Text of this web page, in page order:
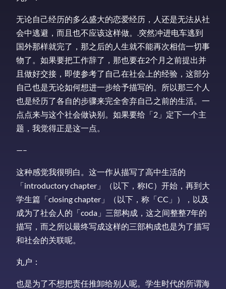
无论自己经历的多么盛大的恋爱经历，人还是无法从社
会中逃避，而且也不应该这样做。.突然冲进电车逃到
国外那样就完了，那之后的人生就不能再次相信一切事
物了。如果要把工作辞了，那也要在2个月之前提出并
且做好交接，即使参考了自己在社会上的经验，这部分
自己也是无论如何想进一步给予描写的。所以那三个人
也是经历了各自的步骤来完全舍弃自己之前的生活。一
点点来与这个社会做诀别。如果要给「2」定下一个主
题，我觉得正是这一点。
—–
这种感觉我很明白。这一作从描写了高中生活的
「introductory chapter」（以下，称IC）开始，再到大
学生篇「closing chapter」（以下，称「CC」），以及
成为了社会人的「coda」三部构成，这之间整整7年的
描写，而之所以最终写成这样的三部构成也是为了描写
和社会的关联呢。
丸户：
也是为了不想把责任推卸给别人呢。学生时代的所谓海